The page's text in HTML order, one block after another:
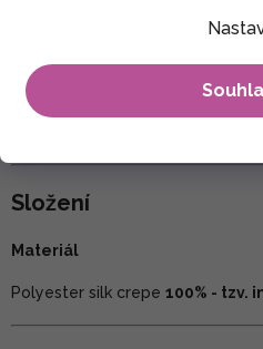
Výhody indického
Je měkoučké, splývavé, a
Ve vánku navíc krásně vlaje.
Chladí, což z něj dělá
Složení
Materiál
Polyester silk crepe 100% - tzv.